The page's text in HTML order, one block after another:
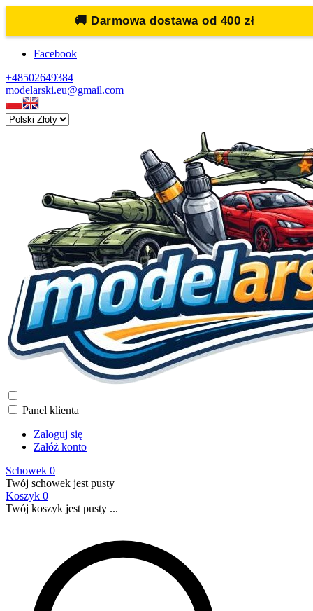
🚚 Darmowa dostawa od 400 zł
Facebook
+48502649384
modelarski.eu@gmail.com
Panel klienta
Zaloguj się
Załóż konto
Schowek 0
Twój schowek jest pusty
Koszyk 0
Twój koszyk jest pusty ...